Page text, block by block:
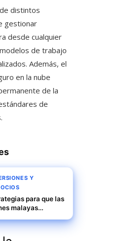
distintos
gestionar
desde cualquier
de trabajo
Además, el
en la nube
de la
de
Y
para que las
malayas
globales y
su posición